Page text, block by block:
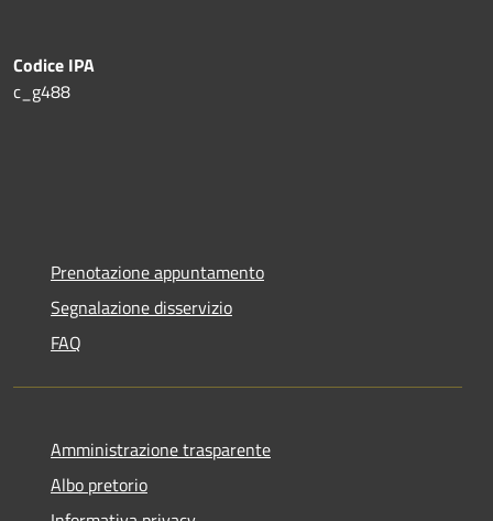
Codice IPA
c_g488
Prenotazione appuntamento
Segnalazione disservizio
FAQ
Amministrazione trasparente
Albo pretorio